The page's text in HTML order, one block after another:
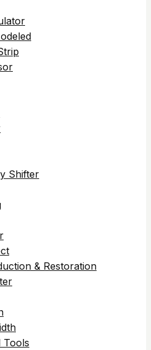
Shifter
& Restoration
Tools